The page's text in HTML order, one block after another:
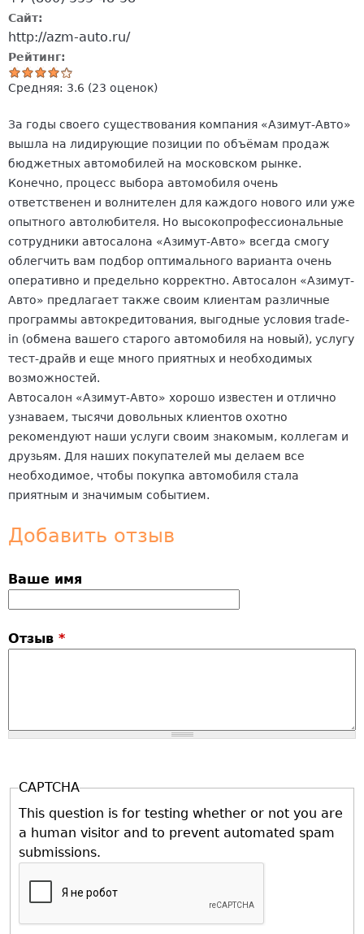
Сайт:
http://azm-auto.ru/
Рейтинг:
Средняя: 3.6 (23 оценок)
За годы своего существования компания «Азимут-Авто»
вышла на лидирующие позиции по объёмам продаж
бюджетных автомобилей на московском рынке.
Конечно, процесс выбора автомобиля очень
ответственен и волнителен для каждого нового или уже
опытного автолюбителя. Но высокопрофессиональные
сотрудники автосалона «Азимут-Авто» всегда смогу
облегчить вам подбор оптимального варианта очень
оперативно и предельно корректно. Автосалон «Азимут-
Авто» предлагает также своим клиентам различные
программы автокредитования, выгодные условия trade-
in (обмена вашего старого автомобиля на новый), услугу
тест-драйв и еще много приятных и необходимых
возможностей.
Автосалон «Азимут-Авто» хорошо известен и отлично
узнаваем, тысячи довольных клиентов охотно
рекомендуют наши услуги своим знакомым, коллегам и
друзьям. Для наших покупателей мы делаем все
необходимое, чтобы покупка автомобиля стала
приятным и значимым событием.
Добавить отзыв
Ваше имя
Отзыв *
CAPTCHA
This question is for testing whether or not you are
a human visitor and to prevent automated spam
submissions.